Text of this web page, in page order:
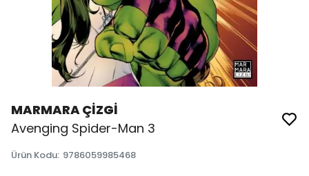
MARMARA ÇİZGİ
Avenging Spider-Man 3
Ürün Kodu: 9786059985468